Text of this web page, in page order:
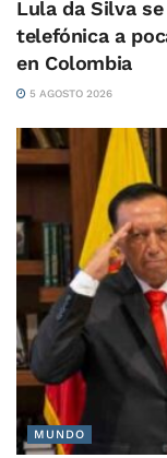
Lula da Silva
telefónica a
en Colombia
5 AGOSTO 2026
MUNDO